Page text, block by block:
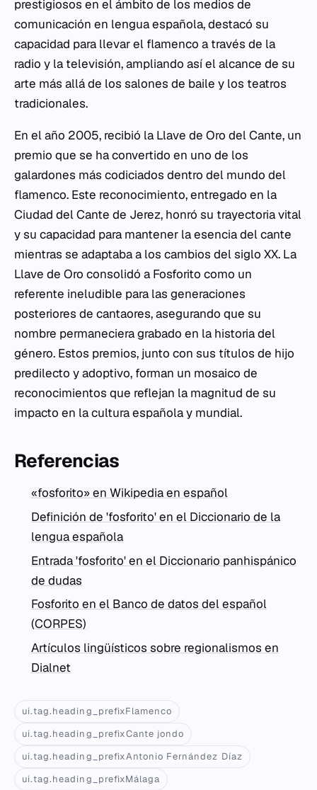
prestigiosos en el ámbito de los medios de
comunicación en lengua española, destacó su
capacidad para llevar el flamenco a través de la
radio y la televisión, ampliando así el alcance de su
arte más allá de los salones de baile y los teatros
tradicionales.
En el año 2005, recibió la Llave de Oro del Cante, un
premio que se ha convertido en uno de los
galardones más codiciados dentro del mundo del
flamenco. Este reconocimiento, entregado en la
Ciudad del Cante de Jerez, honró su trayectoria vital
y su capacidad para mantener la esencia del cante
mientras se adaptaba a los cambios del siglo XX. La
Llave de Oro consolidó a Fosforito como un
referente ineludible para las generaciones
posteriores de cantaores, asegurando que su
nombre permaneciera grabado en la historia del
género. Estos premios, junto con sus títulos de hijo
predilecto y adoptivo, forman un mosaico de
reconocimientos que reflejan la magnitud de su
impacto en la cultura española y mundial.
Referencias
«fosforito» en Wikipedia en español
Definición de 'fosforito' en el Diccionario de la
lengua española
Entrada 'fosforito' en el Diccionario panhispánico
de dudas
Fosforito en el Banco de datos del español
(CORPES)
Artículos lingüísticos sobre regionalismos en
Dialnet
ui.tag.heading_prefixFlamenco
ui.tag.heading_prefixCante jondo
ui.tag.heading_prefixAntonio Fernández Díaz
ui.tag.heading_prefixMálaga